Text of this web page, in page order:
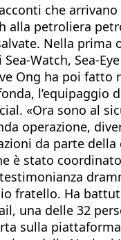
che
alla petroliera
Nella prima
Watch, Sea-
Ong ha poi fatto
l’equipaggio
«Ora sono al
operazione,
da parte
è stato
fratello. Ha
una delle 32
sulla